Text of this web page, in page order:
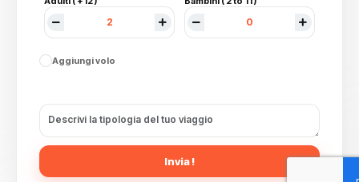
Aggiungi volo
Invia !